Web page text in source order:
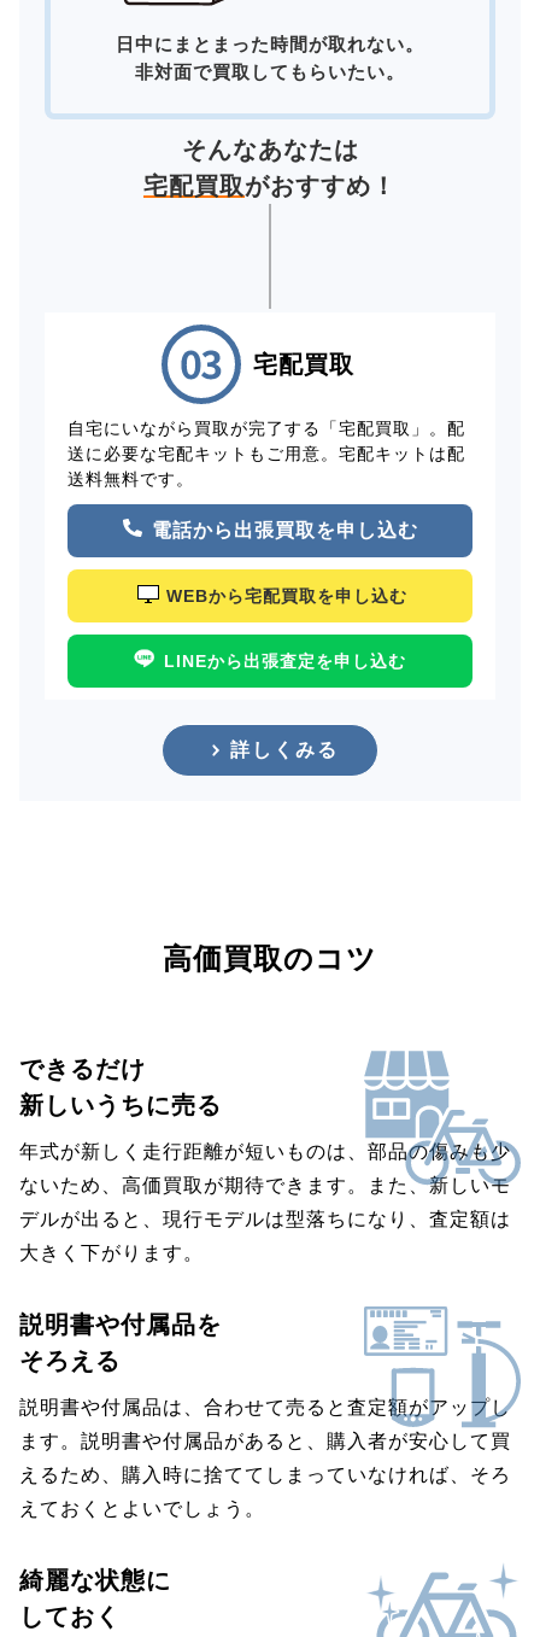
日中にまとまった時間が取れない。
非対面で買取してもらいたい。
そんなあなたは
宅配買取がおすすめ！
宅配買取
自宅にいながら買取が完了する「宅配買取」。配
送に必要な宅配キットもご用意。宅配キットは配
送料無料です。
電話から出張買取を申し込む
WEBから宅配買取を申し込む
LINEから出張査定を申し込む
詳しくみる
高価買取のコツ
できるだけ
新しいうちに売る
年式が新しく走行距離が短いものは、部品の傷みも少
ないため、高価買取が期待できます。また、新しいモ
デルが出ると、現行モデルは型落ちになり、査定額は
大きく下がります。
説明書や付属品を
そろえる
説明書や付属品は、合わせて売ると査定額がアップし
ます。説明書や付属品があると、購入者が安心して買
えるため、購入時に捨ててしまっていなければ、そろ
えておくとよいでしょう。
綺麗な状態に
しておく